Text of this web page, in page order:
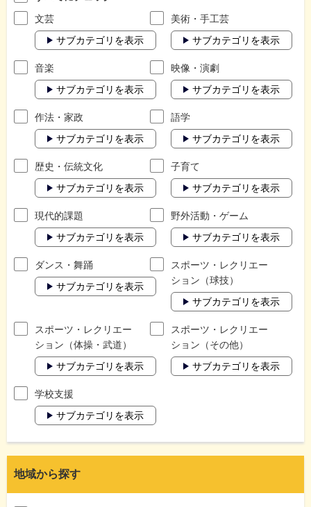
文芸
サブカテゴリを表示
美術・手工芸
サブカテゴリを表示
音楽
サブカテゴリを表示
映像・演劇
サブカテゴリを表示
作法・家政
サブカテゴリを表示
語学
サブカテゴリを表示
歴史・伝統文化
サブカテゴリを表示
子育て
サブカテゴリを表示
現代的課題
サブカテゴリを表示
野外活動・ゲーム
サブカテゴリを表示
ダンス・舞踊
サブカテゴリを表示
スポーツ・レクリエー
ション（球技）
サブカテゴリを表示
スポーツ・レクリエー
ション（体操・武道）
サブカテゴリを表示
スポーツ・レクリエー
ション（その他）
サブカテゴリを表示
学校支援
サブカテゴリを表示
地域から探す